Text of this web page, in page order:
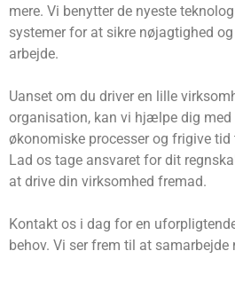
mere. Vi benytter de nyeste
systemer for at sikre nøjagtighed
arbejde.
Uanset om du driver en lille
organisation, kan vi hjælpe dig med
økonomiske processer og frigive
Lad os tage ansvaret for dit
at drive din virksomhed fremad.
Kontakt os i dag for en
behov. Vi ser frem til at samarbejde